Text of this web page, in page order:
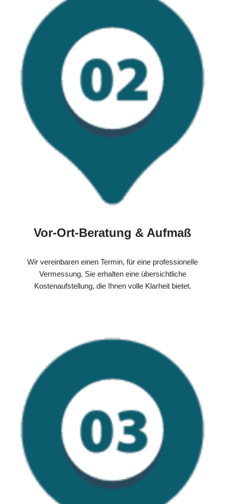
Vor-Ort-Beratung & Aufmaß
Wir vereinbaren einen Termin, für eine professionelle
Vermessung. Sie erhalten eine übersichtliche
Kostenaufstellung, die Ihnen volle Klarheit bietet.